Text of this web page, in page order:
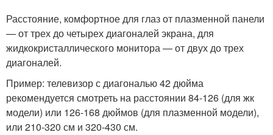
Расстояние, комфортное для глаз от плазменной панели
— от трех до четырех диагоналей экрана, для
жидкокристаллического монитора — от двух до трех
диагоналей.
Пример: телевизор с диагональю 42 дюйма
рекомендуется смотреть на расстоянии 84-126 (для жк
модели) или 126-168 дюймов (для плазменной модели),
или 210-320 см и 320-430 см.